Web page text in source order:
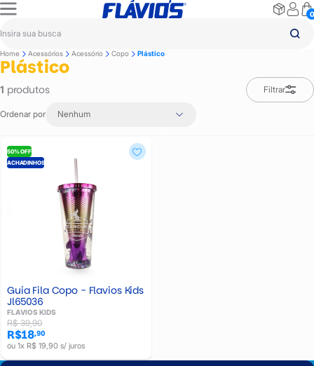
0
Home Acessórios Acessório Copo Plástico
Plástico
1 produtos Filtrar
Ordenar por Nenhum
50% OFF
ACHADINHOS
Guia Fila Copo - Flavios Kids
Jl65036
FLAVIOS KIDS
R$ 39,90
R$18,90
ou 1x R$ 19,90 s/ juros